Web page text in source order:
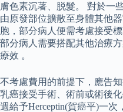
膚色素沉著、脱髮。 對於一
由原發部位擴散至身體其他
胞，部分病人便需考慮接受
部分病人需要搭配其他治療
療效 。
不考慮費用的前提下，應告
乳癌接受手術、術前或術後
週給予Herceptin(賀癌平)一